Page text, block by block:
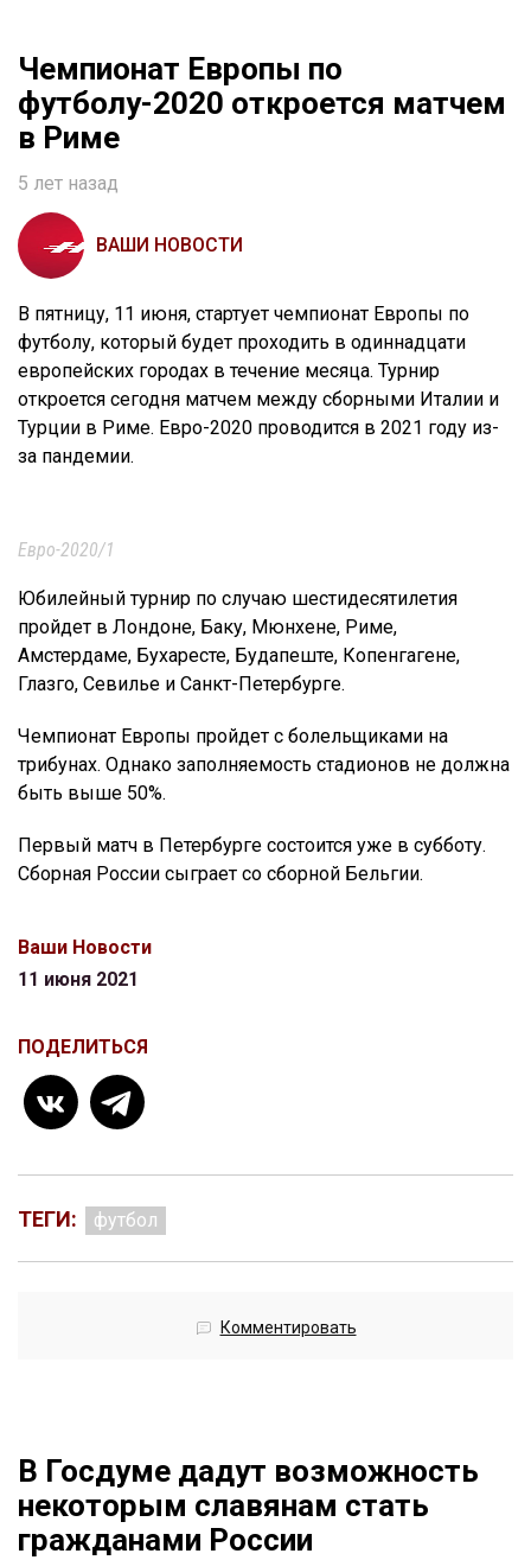
Чемпионат Европы по
футболу-2020 откроется матчем
в Риме
5 лет назад
ВАШИ НОВОСТИ
В пятницу, 11 июня, стартует чемпионат Европы по
футболу, который будет проходить в одиннадцати
европейских городах в течение месяца. Турнир
откроется сегодня матчем между сборными Италии и
Турции в Риме. Евро-2020 проводится в 2021 году из-
за пандемии.
Евро-2020/1
Юбилейный турнир по случаю шестидесятилетия
пройдет в Лондоне, Баку, Мюнхене, Риме,
Амстердаме, Бухаресте, Будапеште, Копенгагене,
Глазго, Севилье и Санкт-Петербурге.
Чемпионат Европы пройдет с болельщиками на
трибунах. Однако заполняемость стадионов не должна
быть выше 50%.
Первый матч в Петербурге состоится уже в субботу.
Сборная России сыграет со сборной Бельгии.
Ваши Новости
11 июня 2021
ПОДЕЛИТЬСЯ
ТЕГИ: футбол
Комментировать
В Госдуме дадут возможность
некоторым славянам стать
гражданами России